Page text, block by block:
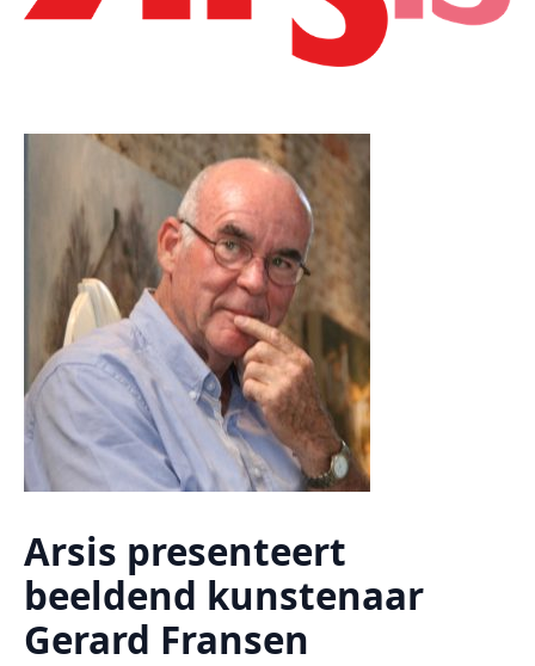
Arsis presenteert
beeldend kunstenaar
Gerard Fransen